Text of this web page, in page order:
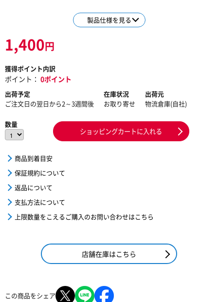
製品仕様を見る
1,400円
獲得ポイント内訳
ポイント： 0ポイント
出荷予定
ご注文日の翌日から2～3週間後
在庫状況
お取り寄せ
出荷元
物流倉庫(自社)
数量
ショッピングカートに入れる
商品到着目安
保証規約について
返品について
支払方法について
上限数量をこえるご購入のお問い合わせはこちら
店舗在庫はこちら
この商品をシェア